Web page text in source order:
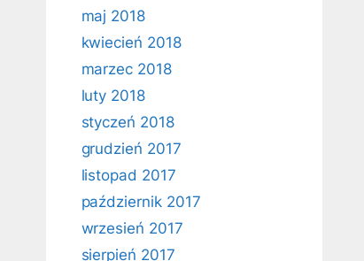
maj 2018
kwiecień 2018
marzec 2018
luty 2018
styczeń 2018
grudzień 2017
listopad 2017
październik 2017
wrzesień 2017
sierpień 2017